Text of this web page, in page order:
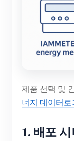
제품 선택 및
너지 데이터
1. 배포